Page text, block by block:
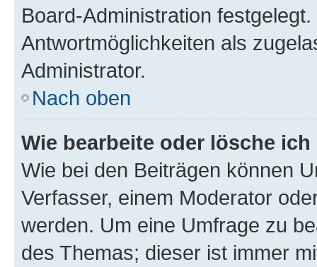
Board-Administration
Antwortmöglichkeiten als
Administrator.
Nach oben
Wie bearbeite oder lösche
Wie bei den Beiträgen können
Verfasser, einem Moderator
werden. Um eine Umfrage zu
des Themas; dieser ist immer